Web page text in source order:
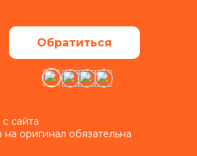
Обратиться
сайта
оригинал обязательна